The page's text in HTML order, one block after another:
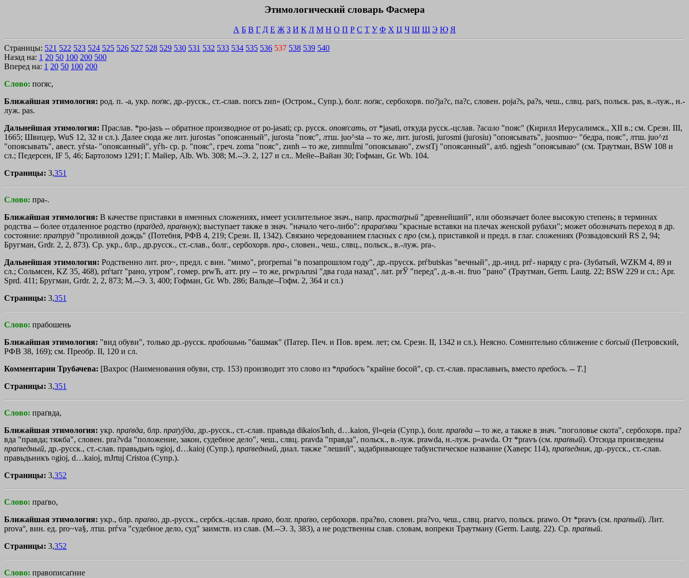
Этимологический словарь Фасмера
А Б В Г Д Е Ж З И К Л М Н О П Р С Т У Ф Х Ц Ч Ш Щ Э Ю Я
Страницы: 521 522 523 524 525 526 527 528 529 530 531 532 533 534 535 536 537 538 539 540
Назад на: 1 20 50 100 200 500
Вперед на: 1 20 50 100 200
Слово: поґяс,
Ближайшая этимология: род. п. -а, укр. поґяс, др.-русск., ст.-слав. поrсъ zиn» (Остром., Супр.), болг. поґяс, сербохорв. по?jа?с, па?с, словен. роjа?s, ра?s, чеш., слвц. paґs, польск. раs, в.-луж., н.-
луж. раs.
Дальнейшая этимология: Праслав. *ро-jаsъ -- обратное производное от ро-jаsаti; ср. русск. опояґсать, от *jasati, откуда русск.-цслав. ?асало "пояс" (Кирилл Иерусалимск., ХII в.; см. Срезн. III,
1665; Швицер, WuS 12, 32 и сл.). Далее сюда же лит. juґostas "опоясанный", juґosta "пояс", лтш. juo^stа -- то же, лит. juґosti, juґosmi (juґosiu) "опоясывать", juosmuo~ "бедра, пояс", лтш. juo^zt
"опоясывать", авест. уѓstа- "опоясанный", уѓh- ср. р. "пояс", греч. zоma "пояс", zиnh -- то же, zиnnuЇmi "опоясываю", zwstТj "опоясанный", алб. ngjesh "опоясываю" (см. Траутман, ВSW 108 и
сл.; Педерсен, IF 5, 46; Бартоломэ 1291; Г. Майер, Alb. Wb. 308; М.--Э. 2, 127 и сл.. Мейе--Вайан 30; Гофман, Gr. Wb. 104.
Страницы: 3,351
Слово: пра-.
Ближайшая этимология: В качестве приставки в именных сложениях, имеет усилительное знач., напр. прастаґрый "древнейший", или обозначает более высокую степень; в терминах
родства -- более отдаленное родство (праґдед, праґвнук); выступает также в знач. "начало чего-либо": прараґмки "красные вставки на плечах женской рубахи"; может обозначать переход в др.
состояние: праґпруд "проливной дождь" (Потебня, РФВ 4, 219; Срезн. II, 1342). Связано чередованием гласных с про (см.), приставкой и предл. в глаг. сложениях (Розвадовский RS 2, 94;
Бругман, Grdr. 2, 2, 873). Ср. укр., блр., др.русск., ст.-слав., болг., сербохорв. пра-, словен., чеш., слвц., польск., в.-луж. рrа-.
Дальнейшая этимология: Родственно лит. pro~, предл. с вин. "мимо", рroґреrnаi "в позапрошлом году", др.-прусск. prѓbutskas "вечный", др.-инд. рrѓ- наряду с рrа- (Зубатый, WZKМ 4, 89 и
сл.; Сольмсен, KZ 35, 468), prѓtaґr "рано, утром", гомер. prwЋ, атт. prу -- то же, prwpљrusi "два года назад", лат. рrЎ "перед", д.-в.-н. fruо "рано" (Траутман, Germ. Lautg. 22; ВSW 229 и сл.; Арr.
Sprd. 411; Бругман, Grdr. 2, 2, 873; М.--Э. 3, 400; Гофман, Gr. Wb. 286; Вальде--Гофм. 2, 364 и сл.)
Страницы: 3,351
Слово: прабошень
Ближайшая этимология: "вид обуви", только др.-русск. прабошьнь "башмак" (Патер. Печ. и Пов. врем. лет; см. Срезн. II, 1342 и сл.). Неясно. Сомнительно сближение с боґсый (Петровский,
РФВ 38, 169); см. Преобр. II, 120 и сл.
Комментарии Трубачева: [Вахрос (Наименования обуви, стр. 153) производит это слово из *прабосъ "крайне босой", ср. ст.-слав. праславьнъ, вместо пребосъ. -- Т.]
Страницы: 3,351
Слово: праґвда,
Ближайшая этимология: укр. праґвда, блр. праґуўда, др.-русск., ст.-слав. правьда dikaiosЪnh, d…kaion, ўl»qeia (Супр.), болr. праґвда -- то же, а также в знач. "поголовье скота", сербохорв. пра?
вда "правда; тяжба", словен. pra?vda "положение, закон, судебное дело", чеш., слвц. pravda "правда", польск., в.-луж. рrаwdа, н.-луж. р«аwdа. От *рrаvъ (см. праґвый). Отсюда произведены
праґведный, др.-русск., ст.-слав. правьдьнъ ¤gioj, d…kaioj (Супр.), праґведный, диал. также "леший", задабривающее табуистическое название (Хаверс 114), праґведник, др.-русск., ст.-слав.
правьдьникъ ¤gioj, d…kaioj, mЈrtuj Cristoа (Супр.).
Страницы: 3,352
Слово: праґво,
Ближайшая этимология: укр., блр. праґво, др.-русск., сербск.-цслав. право, болr. праґво, сербохорв. пра?во, словен. рrа?vо, чеш., слвц. praґvo, польск. рrаwо. От *рrаvъ (см. праґвый). Лит.
prova°, вин. ед. pro~va§, лтш. prѓva "судебное дело, суд" заимств. из слав. (М.--Э. 3, 383), а не родственны слав. словам, вопреки Траутману (Germ. Lautg. 22). Ср. праґвый.
Страницы: 3,352
Слово: правописаґние